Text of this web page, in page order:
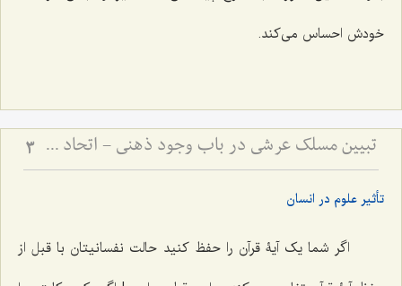
خودش احساس می‌کند.
تبیین مسلک عرشی در باب وجود ذهنی - اتحاد علم و معلوم در پرتو حقیقت وجود 3
تأثیر علوم در انسان
اگر شما یک آیۀ قرآن را حفظ کنید حالت نفسانیتان با قبل از